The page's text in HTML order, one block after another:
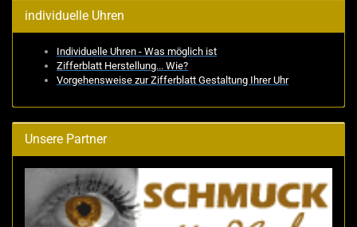
individuelle Uhren
Individuelle Uhren - Was möglich ist
Zifferblatt Herstellung... Wie?
Vorgehensweise zur Zifferblatt Gestaltung Ihrer Uhr
Unsere Partner